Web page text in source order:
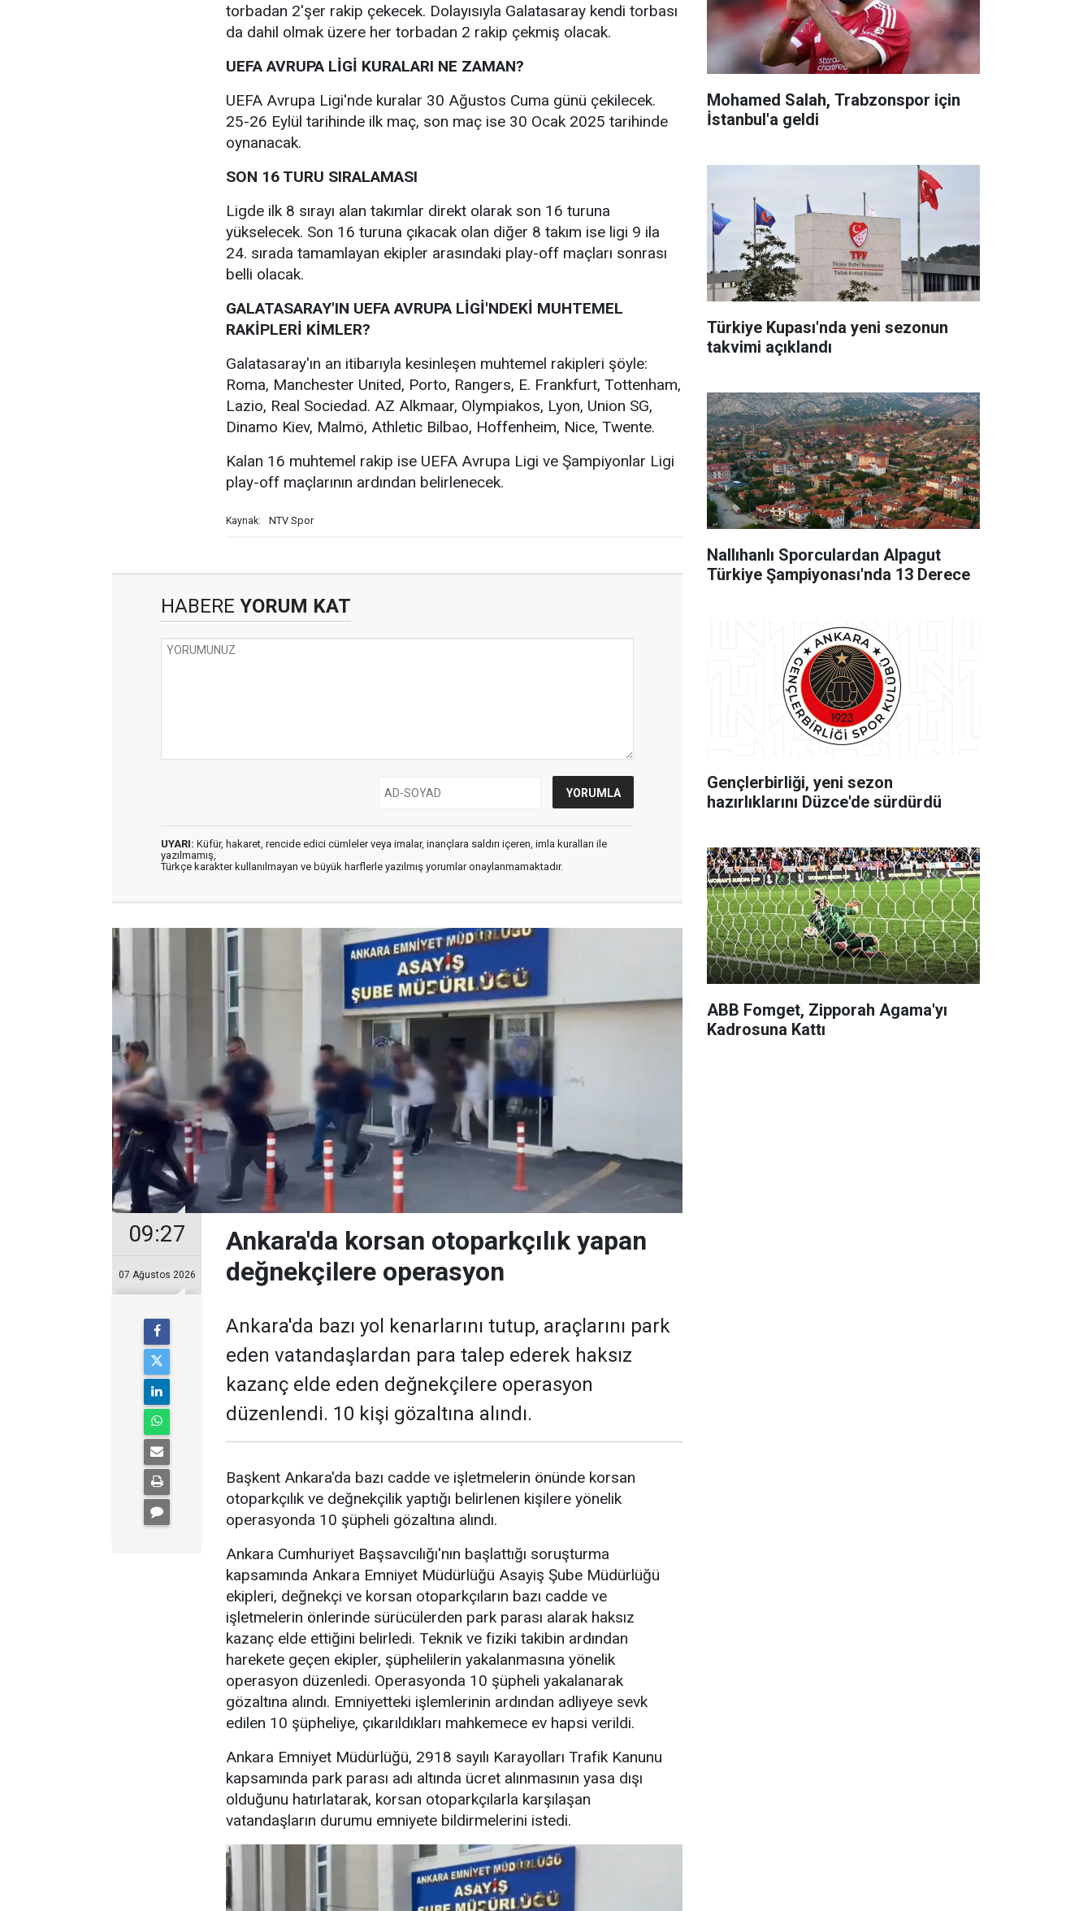
torbadan 2'şer rakip çekecek. Dolayısıyla Galatasaray kendi torbası
da dahil olmak üzere her torbadan 2 rakip çekmiş olacak.
UEFA AVRUPA LİGİ KURALARI NE ZAMAN?
UEFA Avrupa Ligi'nde kuralar 30 Ağustos Cuma günü çekilecek.
25-26 Eylül tarihinde ilk maç, son maç ise 30 Ocak 2025 tarihinde
oynanacak.
SON 16 TURU SIRALAMASI
Ligde ilk 8 sırayı alan takımlar direkt olarak son 16 turuna
yükselecek. Son 16 turuna çıkacak olan diğer 8 takım ise ligi 9 ila
24. sırada tamamlayan ekipler arasındaki play-off maçları sonrası
belli olacak.
GALATASARAY'IN UEFA AVRUPA LİGİ'NDEKİ MUHTEMEL
RAKİPLERİ KİMLER?
Galatasaray'ın an itibarıyla kesinleşen muhtemel rakipleri şöyle:
Roma, Manchester United, Porto, Rangers, E. Frankfurt, Tottenham,
Lazio, Real Sociedad. AZ Alkmaar, Olympiakos, Lyon, Union SG,
Dinamo Kiev, Malmö, Athletic Bilbao, Hoffenheim, Nice, Twente.
Kalan 16 muhtemel rakip ise UEFA Avrupa Ligi ve Şampiyonlar Ligi
play-off maçlarının ardından belirlenecek.
Kaynak: NTV Spor
HABERE YORUM KAT
UYARI: Küfür, hakaret, rencide edici cümleler veya imalar, inançlara saldırı içeren, imla kuralları ile
yazılmamış,
Türkçe karakter kullanılmayan ve büyük harflerle yazılmış yorumlar onaylanmamaktadır.
09:27
07 Ağustos 2026
Ankara'da korsan otoparkçılık yapan
değnekçilere operasyon
Ankara'da bazı yol kenarlarını tutup, araçlarını park
eden vatandaşlardan para talep ederek haksız
kazanç elde eden değnekçilere operasyon
düzenlendi. 10 kişi gözaltına alındı.
Başkent Ankara'da bazı cadde ve işletmelerin önünde korsan
otoparkçılık ve değnekçilik yaptığı belirlenen kişilere yönelik
operasyonda 10 şüpheli gözaltına alındı.
Ankara Cumhuriyet Başsavcılığı'nın başlattığı soruşturma
kapsamında Ankara Emniyet Müdürlüğü Asayiş Şube Müdürlüğü
ekipleri, değnekçi ve korsan otoparkçıların bazı cadde ve
işletmelerin önlerinde sürücülerden park parası alarak haksız
kazanç elde ettiğini belirledi. Teknik ve fiziki takibin ardından
harekete geçen ekipler, şüphelilerin yakalanmasına yönelik
operasyon düzenledi. Operasyonda 10 şüpheli yakalanarak
gözaltına alındı. Emniyetteki işlemlerinin ardından adliyeye sevk
edilen 10 şüpheliye, çıkarıldıkları mahkemece ev hapsi verildi.
Ankara Emniyet Müdürlüğü, 2918 sayılı Karayolları Trafik Kanunu
kapsamında park parası adı altında ücret alınmasının yasa dışı
olduğunu hatırlatarak, korsan otoparkçılarla karşılaşan
vatandaşların durumu emniyete bildirmelerini istedi.
Mohamed Salah, Trabzonspor için
İstanbul'a geldi
Türkiye Kupası'nda yeni sezonun
takvimi açıklandı
Nallıhanlı Sporculardan Alpagut
Türkiye Şampiyonası'nda 13 Derece
Gençlerbirliği, yeni sezon
hazırlıklarını Düzce'de sürdürdü
ABB Fomget, Zipporah Agama'yı
Kadrosuna Kattı